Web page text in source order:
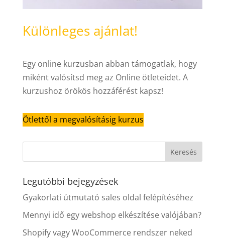
Különleges ajánlat!
Egy online kurzusban abban támogatlak, hogy
miként valósítsd meg az Online ötleteidet. A
kurzushoz örökös hozzáférést kapsz!
Ötlettől a megvalósításig kurzus
Legutóbbi bejegyzések
Gyakorlati útmutató sales oldal felépítéséhez
Mennyi idő egy webshop elkészítése valójában?
Shopify vagy WooCommerce rendszer neked